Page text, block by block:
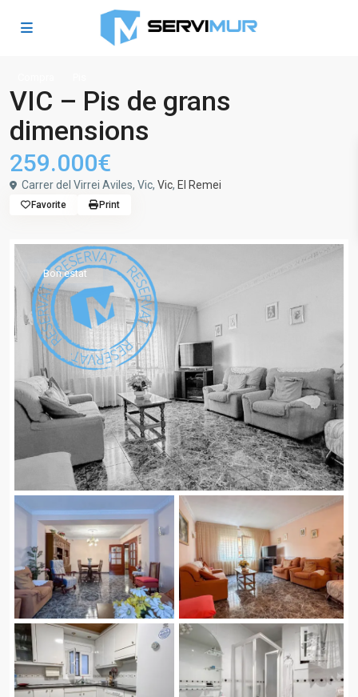
VIC – Pis de grans
dimensions
259.000€
Carrer del Virrei Aviles, Vic, Vic, El Remei
Favorite Print
Bon estat